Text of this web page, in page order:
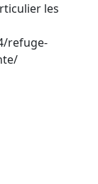
les
refuge-